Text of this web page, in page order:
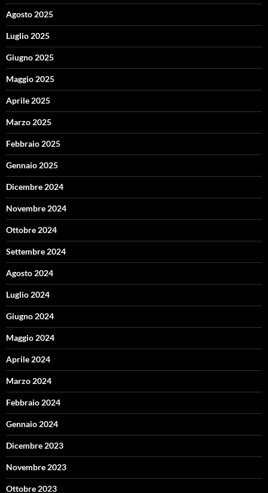
Agosto 2025
Luglio 2025
Giugno 2025
Maggio 2025
Aprile 2025
Marzo 2025
Febbraio 2025
Gennaio 2025
Dicembre 2024
Novembre 2024
Ottobre 2024
Settembre 2024
Agosto 2024
Luglio 2024
Giugno 2024
Maggio 2024
Aprile 2024
Marzo 2024
Febbraio 2024
Gennaio 2024
Dicembre 2023
Novembre 2023
Ottobre 2023